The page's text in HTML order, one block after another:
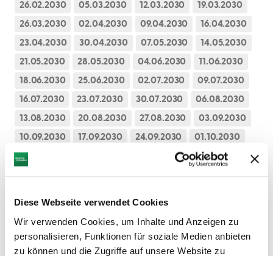
Diese Webseite verwendet Cookies
Wir verwenden Cookies, um Inhalte und Anzeigen zu
personalisieren, Funktionen für soziale Medien anbieten
zu können und die Zugriffe auf unsere Website zu
Wochenmarkt Pöttmes
26.02.2030 05.03.2030 12.03.2030 19.03.2030
26.03.2030 02.04.2030 09.04.2030 16.04.2030
23.04.2030 30.04.2030 07.05.2030 14.05.2030
21.05.2030 28.05.2030 04.06.2030 11.06.2030
18.06.2030 25.06.2030 02.07.2030 09.07.2030
16.07.2030 23.07.2030 30.07.2030 06.08.2030
13.08.2030 20.08.2030 27.08.2030 03.09.2030
10.09.2030 17.09.2030 24.09.2030 01.10.2030
08.10.2030 22.10.2030 29.10.2030